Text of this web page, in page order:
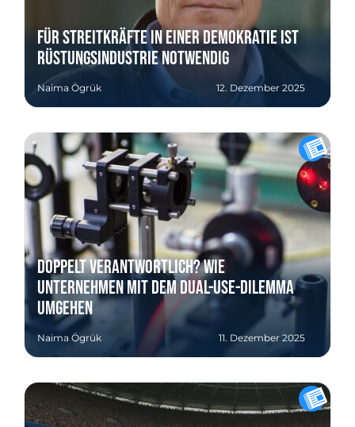
Für Streitkräfte in einer Demokratie ist
Rüstungsindustrie notwendig
Naima Ögrük 12. Dezember 2025
Doppelt verantwortlich? Wie
Unternehmen mit dem Dual-Use-Dilemma
umgehen
Naima Ögrük 11. Dezember 2025